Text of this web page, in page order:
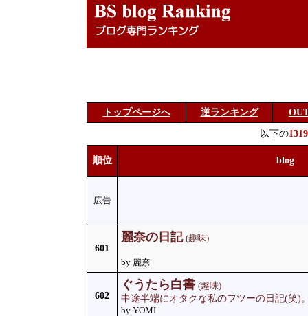
トップページへ 逆ランキング
以下の1319
順位 blog
広告
601
麗奈の日記 (趣味)
by 麗奈
602
ぐうたら白書 (趣味)
中途半端にオタクな私のフツーの日記(笑)
by YOMI